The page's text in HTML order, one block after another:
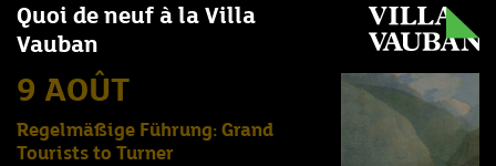
Quoi de neuf à la Villa
Vauban
9 AOÛT
Regelmäßige Führung: Grand
Tourists to Turner